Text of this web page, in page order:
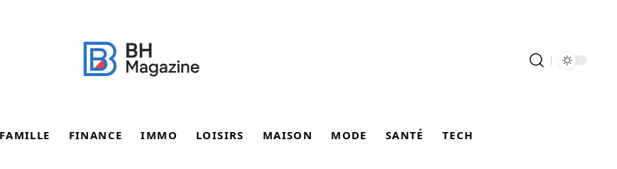
FAMILLE FINANCE IMMO LOISIRS MAISON MODE SANTÉ TECH